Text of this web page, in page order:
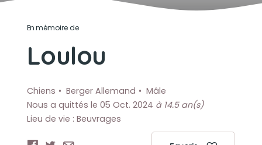
En mémoire de
Loulou
Chiens Berger Allemand
Mâle
Nous a quittés le 05 Oct. 2024 à 14.5 an(s)
Lieu de vie : Beuvrages